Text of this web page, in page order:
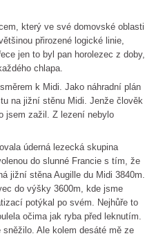
který ve své domovské oblasti
přirozené logické linie,
jen to byl pan horolezec z doby,
chlapa.
k Midi. Jako náhradní plán
na jižní stěnu Midi. Jenže člověk
jsem zažil. Z lezení nebylo
úderná lezecká skupina
do slunné Francie s tím, že
jižní stěna Augille du Midi 3840m.
do výšky 3600m, kde jsme
potýkal po svém. Nejhůře to
očima jak ryba před leknutím.
sněžilo. Ale kolem desáté mě ze